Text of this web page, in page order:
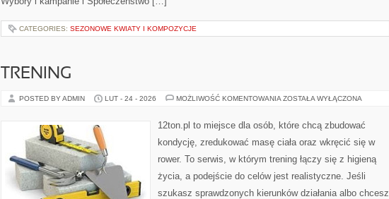
CATEGORIES: SEZONOWE KWIATY I KOMPOZYCJE
TRENING
POSTED BY ADMIN LUT - 24 - 2026 MOŻLIWOŚĆ KOMENTOWANIA TRENING
ZOSTAŁA WYŁĄCZONA
12ton.pl to miejsce dla osób, które chcą zbudować
kondycję, zredukować masę ciała oraz wkręcić się w
rower. To serwis, w którym trening łączy się z higieną
życia, a podejście do celów jest realistyczne. Jeśli
szukasz sprawdzonych kierunków działania albo chcesz